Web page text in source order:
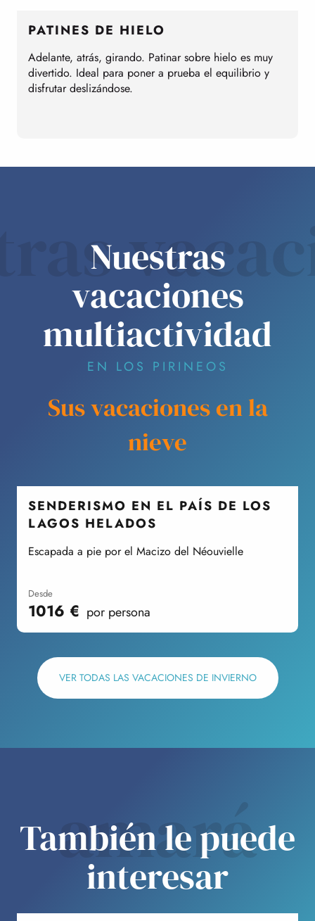
PATINES DE HIELO
Adelante, atrás, girando. Patinar sobre hielo es muy
divertido. Ideal para poner a prueba el equilibrio y
disfrutar deslizándose.
Nuestras
vacaciones
multiactividad
EN LOS PIRINEOS
Sus vacaciones en la
nieve
SENDERISMO EN EL PAÍS DE LOS
LAGOS HELADOS
Escapada a pie por el Macizo del Néouvielle
desde
1016 € por persona
VER TODAS LAS VACACIONES DE INVIERNO
amará
También le puede
interesar